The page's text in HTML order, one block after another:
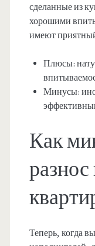
сделанные из
хорошими
имеют
Плюсы:
Минусы:
Как
Теперь, когда